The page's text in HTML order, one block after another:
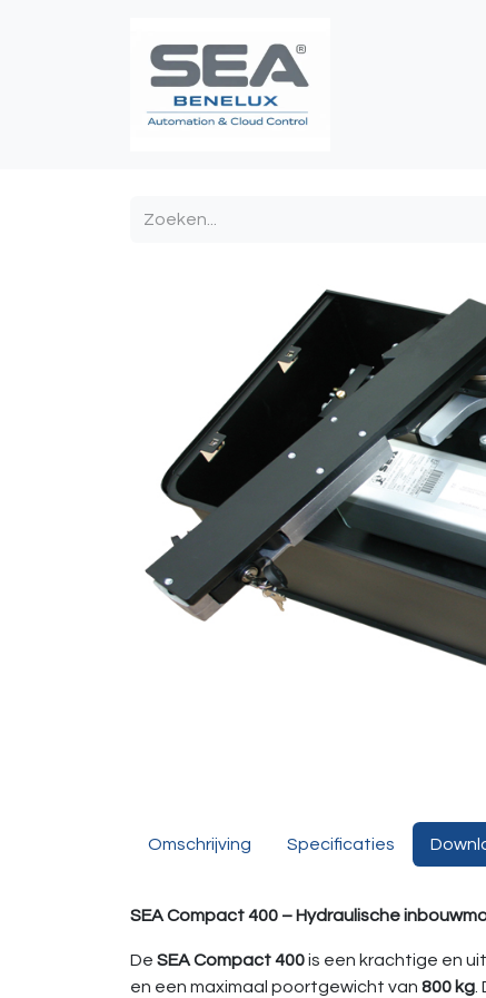
Omschrijving Specificaties
SEA Compact 400 – Hydraulische
De SEA Compact 400is een krachtige en
en een maximaal poortgewicht van 800 kg